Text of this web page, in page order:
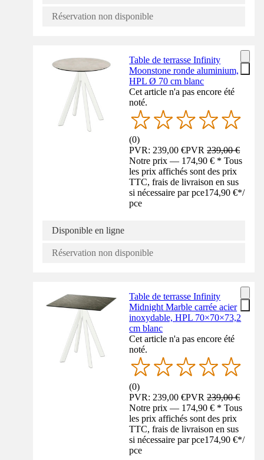
Réservation non disponible
Table de terrasse Infinity
Moonstone ronde aluminium,
HPL Ø 70 cm blanc
Cet article n'a pas encore été
noté.
(0)
PVR: 239,00 €PVR239,00 €
Notre prix — 174,90 € * Tous
les prix affichés sont des prix
TTC, frais de livraison en sus
si nécessaire par pce174,90 €*/
pce
Disponible en ligne
Réservation non disponible
Table de terrasse Infinity
Midnight Marble carrée acier
inoxydable, HPL 70×70×73,2
cm blanc
Cet article n'a pas encore été
noté.
(0)
PVR: 239,00 €PVR239,00 €
Notre prix — 174,90 € * Tous
les prix affichés sont des prix
TTC, frais de livraison en sus
si nécessaire par pce174,90 €*/
pce